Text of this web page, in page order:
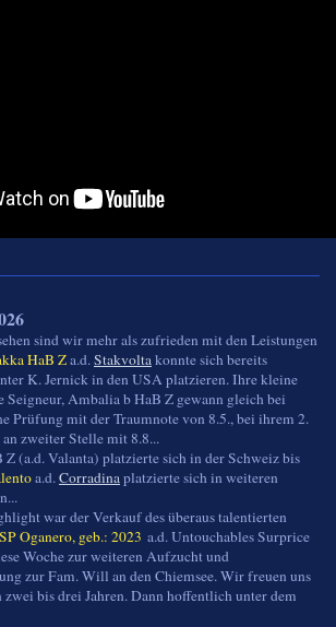
sind wir mehr als zufrieden mit den Leistungen
HaB Za.d.Stakvoltakonnte sich bereits
K. Jernick in den USA platzieren. Ihre kleine
Seigneur, Ambalia b HaB Z gewann gleich bei
Prüfung mit der Traumnote von 8.5., bei ihrem 2.
zweiter Stelle mit 8.8...
(a.d. Valanta) platzierte sich in der Schweiz bis
a.d.Corradinaplatzierte sich in weiteren
war der Verkauf des überaus talentierten
Oganero, geb.: 2023 a.d. Untouchables Surprice
Woche zur weiteren Aufzucht und
zur Fam. Will an den Chiemsee. Wir freuen uns
bis drei Jahren. Dann hoffentlich unter dem